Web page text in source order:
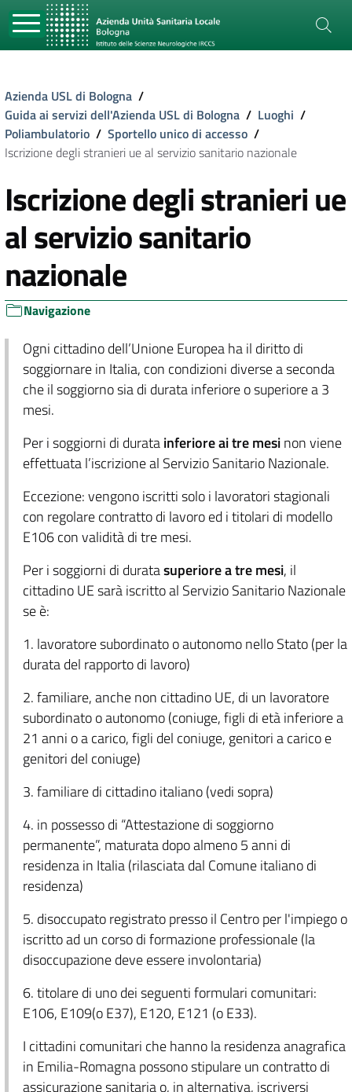
Azienda USL di Bologna /
Guida ai servizi dell'Azienda USL di Bologna / Luoghi /
Poliambulatorio / Sportello unico di accesso /
Iscrizione degli stranieri ue al servizio sanitario nazionale
Iscrizione degli stranieri ue
al servizio sanitario
nazionale
Navigazione
Ogni cittadino dell’Unione Europea ha il diritto di
soggiornare in Italia, con condizioni diverse a seconda
che il soggiorno sia di durata inferiore o superiore a 3
mesi.
Per i soggiorni di duratainferiore ai tre mesinon viene
effettuata l’iscrizione al Servizio Sanitario Nazionale.
Eccezione: vengono iscritti solo i lavoratori stagionali
con regolare contratto di lavoro ed i titolari di modello
E106 con validità di tre mesi.
Per i soggiorni di duratasuperiore a tre mesi, il
cittadino UE sarà iscritto al Servizio Sanitario Nazionale
se è:
1. lavoratore subordinato o autonomo nello Stato (per la
durata del rapporto di lavoro)
2. familiare, anche non cittadino UE, di un lavoratore
subordinato o autonomo (coniuge, figli di età inferiore a
21 anni o a carico, figli del coniuge, genitori a carico e
genitori del coniuge)
3. familiare di cittadino italiano (vedi sopra)
4. in possesso di “Attestazione di soggiorno
permanente”, maturata dopo almeno 5 anni di
residenza in Italia (rilasciata dal Comune italiano di
residenza)
5. disoccupato registrato presso il Centro per l'impiego o
iscritto ad un corso di formazione professionale (la
disoccupazione deve essere involontaria)
6. titolare di uno dei seguenti formulari comunitari:
E106, E109(o E37), E120, E121 (o E33).
I cittadini comunitari che hanno la residenza anagrafica
in Emilia-Romagna possono stipulare un contratto di
assicurazione sanitaria o, in alternativa, iscriversi